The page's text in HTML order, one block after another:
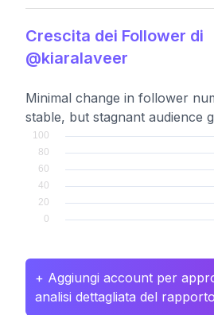
Crescita dei Follower di
@kiaralaveer
Minimal change in follower
stable, but stagnant audience
+ Aggiungi account per
analisi dettagliata del